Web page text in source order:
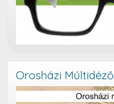
Orosházi Múltidéző